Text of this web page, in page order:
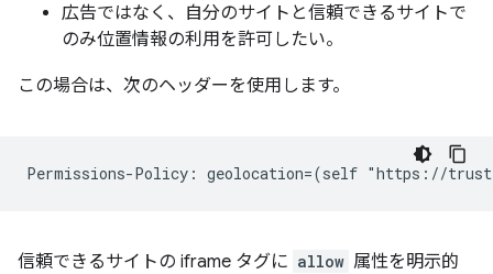
広告ではなく、自分のサイトと信頼できるサイトで
のみ位置情報の利用を許可したい。
この場合は、次のヘッダーを使用します。
信頼できるサイトの iframe タグに allow 属性を明示的